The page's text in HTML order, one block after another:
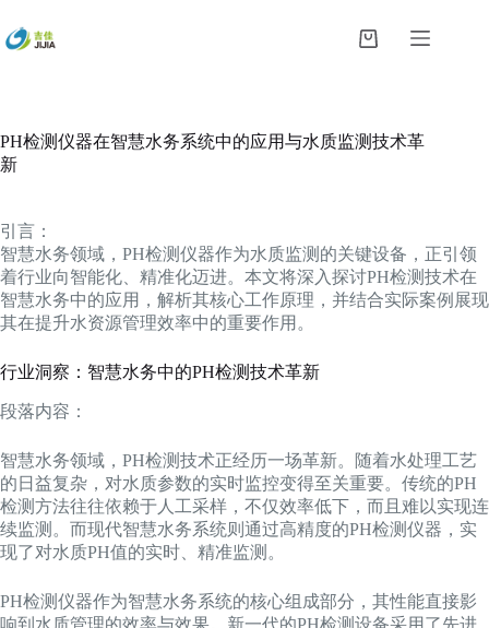
过
内
购
PH检测仪器在智慧水务系统中的应用与水质监测技术革
新
引言：
智慧水务领域，PH检测仪器作为水质监测的关键设备，正引领
着行业向智能化、精准化迈进。本文将深入探讨PH检测技术在
智慧水务中的应用，解析其核心工作原理，并结合实际案例展现
其在提升水资源管理效率中的重要作用。
行业洞察：智慧水务中的PH检测技术革新
段落内容：
智慧水务领域，PH检测技术正经历一场革新。随着水处理工艺
的日益复杂，对水质参数的实时监控变得至关重要。传统的PH
检测方法往往依赖于人工采样，不仅效率低下，而且难以实现连
续监测。而现代智慧水务系统则通过高精度的PH检测仪器，实
现了对水质PH值的实时、精准监测。
PH检测仪器作为智慧水务系统的核心组成部分，其性能直接影
响到水质管理的效率与效果。新一代的PH检测设备采用了先进